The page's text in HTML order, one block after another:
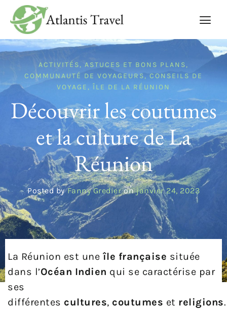
ACTIVITÉS, ASTUCES ET BONS PLANS,
COMMUNAUTÉ DE VOYAGEURS, CONSEILS DE
VOYAGE , ÎLE DE LA RÉUNION
Découvrir les coutumes
et la culture de La
Réunion
Posted by Fanny Gredier on janvier 24, 2023
La Réunion est une île française située
dans l’Océan Indien qui se caractérise par
ses
différentes cultures, coutumes et religions.